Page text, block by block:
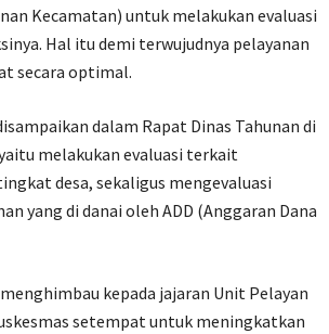
Kecamatan) untuk melakukan evaluasi
Hal itu demi terwujudnya pelayanan
secara optimal.
dalam Rapat Dinas Tahunan di
melakukan evaluasi terkait
desa, sekaligus mengevaluasi
yang di danai oleh ADD (Anggaran Dana
kepada jajaran Unit Pelayan
setempat untuk meningkatkan